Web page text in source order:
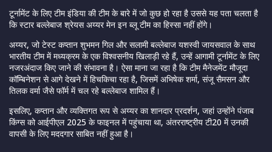
टूर्नामेंट के लिए टीम इंडिया की टीम के बारे में जो कुछ हो रहा है उससे यह पता चलता है
कि स्टार बल्लेबाज श्रेयस अय्यर मेन इन ब्लू टीम का हिस्सा नहीं होंगे।
अय्यर, जो टेस्ट कप्तान शुभमन गिल और सलामी बल्लेबाज यशस्वी जायसवाल के साथ
भारतीय टीम में मध्यक्रम के एक विश्वसनीय खिलाड़ी रहे हैं, उन्हें आगामी टूर्नामेंट के लिए
नजरअंदाज किए जाने की संभावना है। ऐसा माना जा रहा है कि टीम मैनेजमेंट मौजूदा
कॉम्बिनेशन से आगे देखने में हिचकिचा रहा है, जिसमें अभिषेक शर्मा, संजू सैमसन और
तिलक वर्मा जैसे फॉर्म में चल रहे बल्लेबाज शामिल हैं।
इसलिए, कप्तान और व्यक्तिगत रूप से अय्यर का शानदार प्रदर्शन, जहां उन्होंने पंजाब
किंग्स को आईपीएल 2025 के फाइनल में पहुंचाया था, अंतरराष्ट्रीय टी20 में उनकी
वापसी के लिए मददगार साबित नहीं हुआ है।